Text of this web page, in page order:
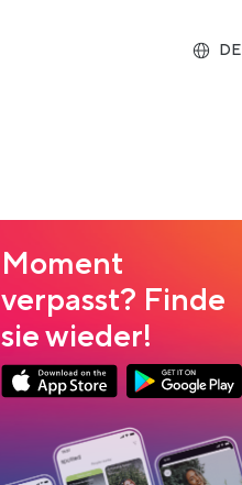
DE
Moment
verpasst? Finde
sie wieder!